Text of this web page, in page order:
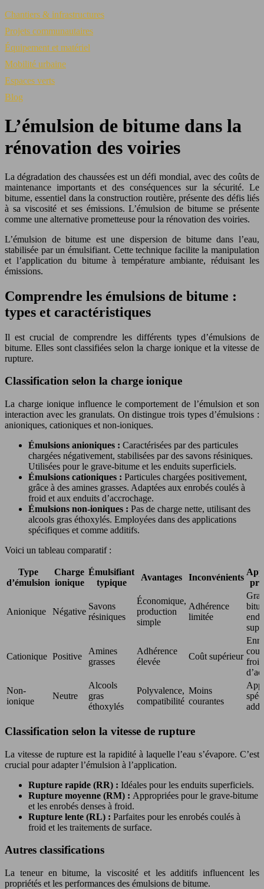
Chantiers & infrastructures
Projets communautaires
Équipement et matériel
Mobilité urbaine
Espaces verts
Blog
L’émulsion de bitume dans la
rénovation des voiries
La dégradation des chaussées est un défi mondial, avec des coûts de
maintenance importants et des conséquences sur la sécurité. Le
bitume, essentiel dans la construction routière, présente des défis liés
à sa viscosité et ses émissions. L’émulsion de bitume se présente
comme une alternative prometteuse pour la rénovation des voiries.
L’émulsion de bitume est une dispersion de bitume dans l’eau,
stabilisée par un émulsifiant. Cette technique facilite la manipulation
et l’application du bitume à température ambiante, réduisant les
émissions.
Comprendre les émulsions de bitume :
types et caractéristiques
Il est crucial de comprendre les différents types d’émulsions de
bitume. Elles sont classifiées selon la charge ionique et la vitesse de
rupture.
Classification selon la charge ionique
La charge ionique influence le comportement de l’émulsion et son
interaction avec les granulats. On distingue trois types d’émulsions :
anioniques, cationiques et non-ioniques.
Émulsions anioniques : Caractérisées par des particules
chargées négativement, stabilisées par des savons résiniques.
Utilisées pour le grave-bitume et les enduits superficiels.
Émulsions cationiques : Particules chargées positivement,
grâce à des amines grasses. Adaptées aux enrobés coulés à
froid et aux enduits d’accrochage.
Émulsions non-ioniques : Pas de charge nette, utilisant des
alcools gras éthoxylés. Employées dans des applications
spécifiques et comme additifs.
Voici un tableau comparatif :
Type
d’émulsion
Charge
ionique
Émulsifiant
typique
Avantages Inconvénients
Anionique Négative
Savons
résiniques
Économique,
production
simple
Adhérence
limitée
Cationique Positive
Amines
grasses
Adhérence
élevée
Coût supérieur
Non-
ionique
Neutre
Alcools
gras
éthoxylés
Polyvalence,
compatibilité
Moins
courantes
Classification selon la vitesse de rupture
La vitesse de rupture est la rapidité à laquelle l’eau s’évapore. C’est
crucial pour adapter l’émulsion à l’application.
Rupture rapide (RR) : Idéales pour les enduits superficiels.
Rupture moyenne (RM) : Appropriées pour le grave-bitume
et les enrobés denses à froid.
Rupture lente (RL) : Parfaites pour les enrobés coulés à
froid et les traitements de surface.
Autres classifications
La teneur en bitume, la viscosité et les additifs influencent les
propriétés et les performances des émulsions de bitume.